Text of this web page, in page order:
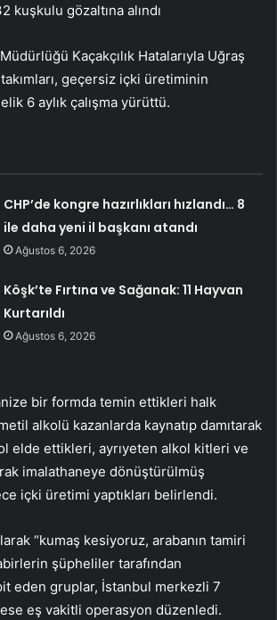
kuşkulu gözaltına alındı
Kaçakçılık Hatalarıyla Uğraş
geçersiz içki üretiminin
6 aylık çalışma yürüttü.
CHP’de kongre hazırlıkları hızlandı… 8
ile daha yeni il başkanı atandı
Ağustos 6, 2026
Köşk’te Fırtına ve Sağanak: 11 Hayvan
Kurtarıldı
Ağustos 6, 2026
bir formda temin ettikleri halk
alkolü kazanlarda kaynatıp damıtarak
elde ettikleri, ayrıyeten alkol kitleri ve
imalathaneye dönüştürülmüş
içki üretimi yaptıkları belirlendi.
“kumaş kesiyoruz, arabanın tamiri
şüpheliler tarafından
eden gruplar, İstanbul merkezli 7
eş vakitli operasyon düzenledi.